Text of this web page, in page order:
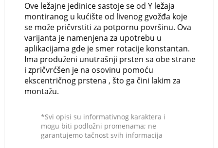
Ove ležajne jedinice sastoje se od Y ležaja
montiranog u kućište od livenog gvožđa koje
se može pričvrstiti za potpornu površinu. Ova
varijanta je namenjena za upotrebu u
aplikacijama gde je smer rotacije konstantan.
Ima produženi unutrašnji prsten sa obe strane
i zpričvrćšen je na osovinu pomoću
ekscentričnog prstena , što ga čini lakim za
montažu.
*Svi opisi su informativnog karaktera i
mogu biti podložni promenama; ne
garantujemo tačnost svih informacija